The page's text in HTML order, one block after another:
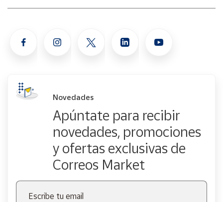
Novedades
Apúntate para recibir
novedades, promociones
y ofertas exclusivas de
Correos Market
Escribe tu email